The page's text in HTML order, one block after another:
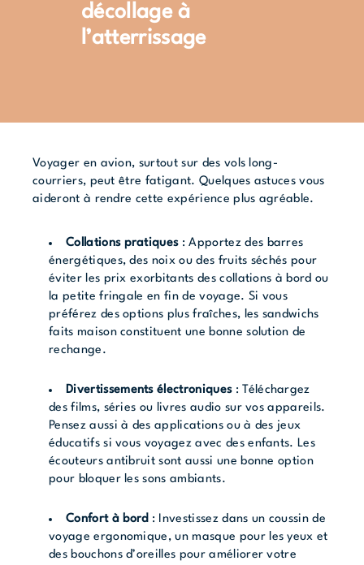
décollage à
l’atterrissage
Voyager en avion, surtout sur des vols long-
courriers, peut être fatigant. Quelques astuces vous
aideront à rendre cette expérience plus agréable.
Collations pratiques : Apportez des barres
énergétiques, des noix ou des fruits séchés pour
éviter les prix exorbitants des collations à bord ou
la petite fringale en fin de voyage. Si vous
préférez des options plus fraîches, les sandwichs
faits maison constituent une bonne solution de
rechange.
Divertissements électroniques: Téléchargez
des films, séries ou livres audio sur vos appareils.
Pensez aussi à des applications ou à des jeux
éducatifs si vous voyagez avec des enfants. Les
écouteurs antibruit sont aussi une bonne option
pour bloquer les sons ambiants.
Confort à bord : Investissez dans un coussin de
voyage ergonomique, un masque pour les yeux et
des bouchons d’oreilles pour améliorer votre